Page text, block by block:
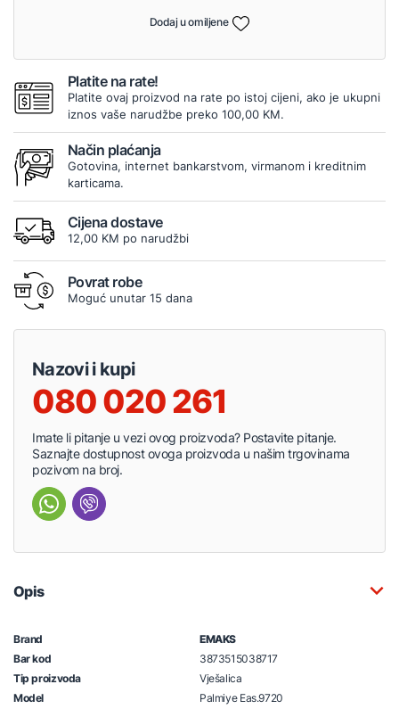
Dodaj u omiljene
Platite na rate!
Platite ovaj proizvod na rate po istoj cijeni, ako je ukupni
iznos vaše narudžbe preko 100,00 KM.
Način plaćanja
Gotovina, internet bankarstvom, virmanom i kreditnim
karticama.
Cijena dostave
12,00 KM po narudžbi
Povrat robe
Moguć unutar 15 dana
Nazovi i kupi
080 020 261
Imate li pitanje u vezi ovog proizvoda? Postavite pitanje.
Saznajte dostupnost ovoga proizvoda u našim trgovinama
pozivom na broj.
Opis
Brand
EMAKS
Bar kod
3873515038717
Tip proizvoda
Vješalica
Model
Palmiye Eas.9720